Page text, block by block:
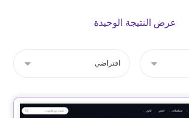
عرض النتيجة الوحيدة